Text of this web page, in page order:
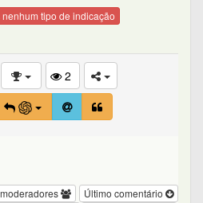
tipo de indicação
2
Último comentário